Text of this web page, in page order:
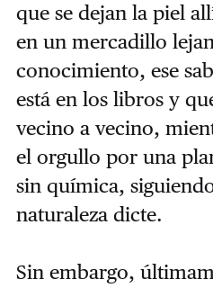
que se dejan la piel
en un mercadillo
conocimiento, ese
está en los libros y
vecino a vecino,
el orgullo por una
sin química,
naturaleza dicte.
Sin embargo,